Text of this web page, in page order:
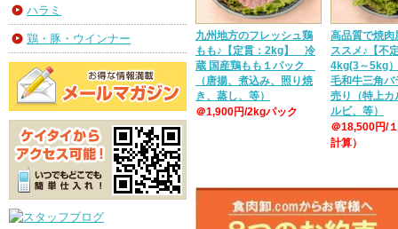
ハラミ
鶏・豚・ウインナー
九州地方のフレッシュ鶏
もも♪【定貫：2kg】 冷
蔵 国産鶏もも１パック
（唐揚、煮込み、照り焼
き、蒸し、等）
＠1,900円/2kgパック
高品質で焼肉
ススメ♪【不
4kg(3～5kg
毛和牛三角バ
売り（特上カ
ルビ、等）
＠18,500円/
計算）